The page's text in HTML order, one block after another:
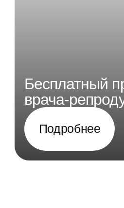
Бесплатный
врача-
Подробнее